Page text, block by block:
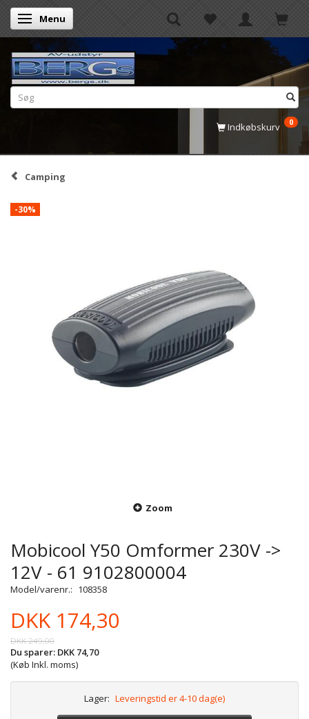
Skifte navigation
Menu
Indkøbskurv 0
Camping
-30%
Zoom
Mobicool Y50 Omformer 230V ->
12V - 61 9102800004
Model/varenr.: 108358
DKK 174,30
DKK 249,00
Du sparer: DKK 74,70
(Køb Inkl. moms)
Lager: Leveringstid er 4-10 dag(e)